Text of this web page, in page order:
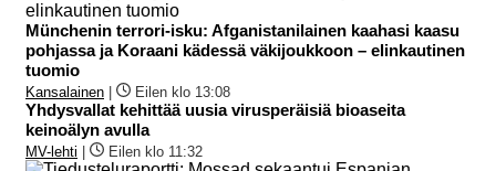
Münchenin terrori-isku: Afganistanilainen kaahasi kaasu
pohjassa ja Koraani kädessä väkijoukkoon – elinkautinen
tuomio
Kansalainen Eilen klo 13:08
Yhdysvallat kehittää uusia virusperäisiä bioaseita
keinoälyn avulla
MV-lehti Eilen klo 11:32